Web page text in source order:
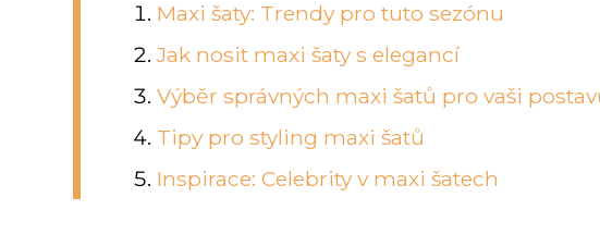
Maxi šaty: Trendy pro tuto sezónu
Jak nosit maxi šaty s elegancí
Výběr správných maxi šatů pro vaši
Tipy pro styling maxi šatů
Inspirace: Celebrity v maxi šatech